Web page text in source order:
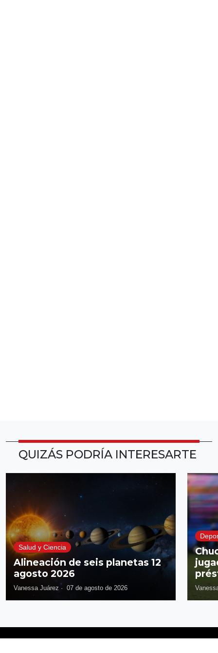
QUIZÁS PODRÍA INTERESARTE
Salud y Ciencia
Alineación de seis planetas 12
agosto 2026
Vanessa Juárez · 07 de agosto de 2026